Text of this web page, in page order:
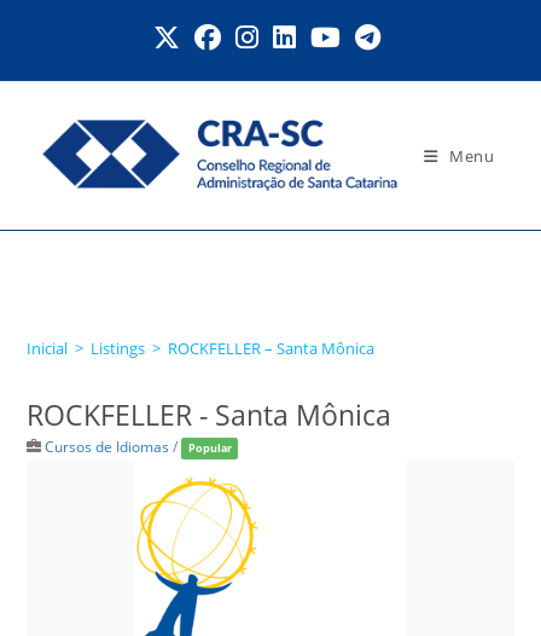
Menu
Inicial > Listings > ROCKFELLER – Santa Mônica
ROCKFELLER - Santa Mônica
Cursos de Idiomas / Popular